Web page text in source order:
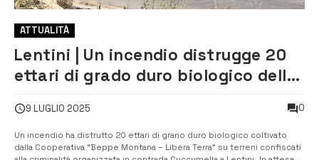
ATTUALITÀ
Lentini | Un incendio distrugge 20
ettari di grado duro biologico della
Libera Terra”, il sindaco Lo Faro:
“La città non si piega e non
9 LUGLIO 2025 0
Un incendio ha distrutto 20 ettari di grano duro biologico coltivato
dalla Cooperativa “Beppe Montana – Libera Terra” su terreni confiscati